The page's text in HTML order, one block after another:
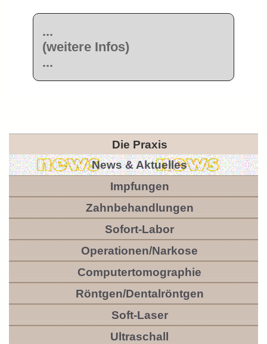
...
(weitere Infos)
...
Die Praxis
News & Aktuelles
Impfungen
Zahnbehandlungen
Sofort-Labor
Operationen/Narkose
Computertomographie
Röntgen/Dentalröntgen
Soft-Laser
Ultraschall